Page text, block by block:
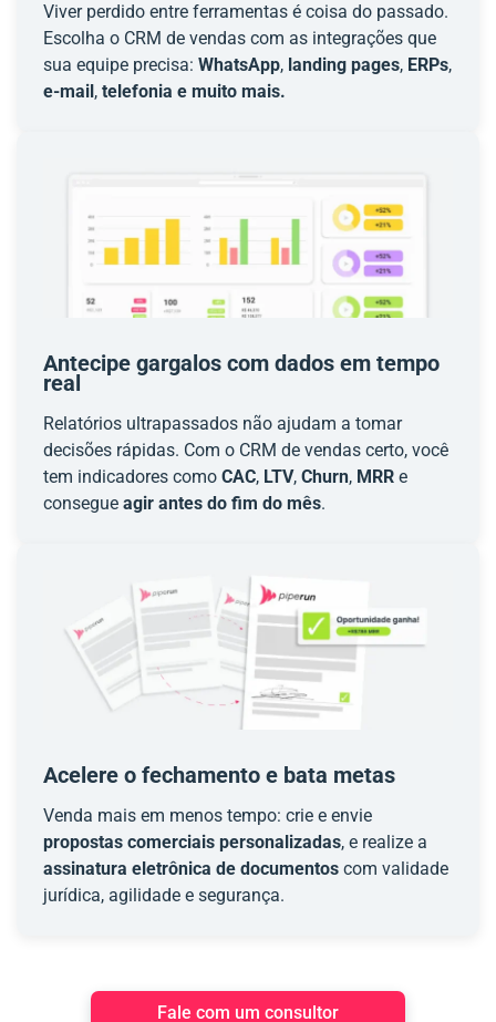
Viver perdido entre ferramentas é coisa do passado.
Escolha o CRM de vendas com as integrações que
sua equipe precisa: WhatsApp, landing pages, ERPs,
e-mail , telefonia e muito mais.
Antecipe gargalos com dados em tempo
real
Relatórios ultrapassados não ajudam a tomar
decisões rápidas. Com o CRM de vendas certo, você
tem indicadores como CAC, LTV, Churn, MRR e
consegue agir antes do fim do mês.
Acelere o fechamento e bata metas
Venda mais em menos tempo: crie e envie
propostas comerciais personalizadas, e realize a
assinatura eletrônica de documentos com validade
jurídica, agilidade e segurança.
Fale com um consultor